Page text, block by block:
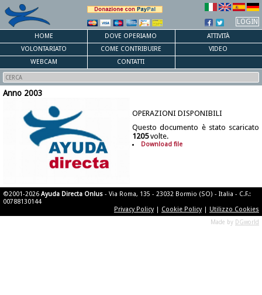
LOGIN
HOME DOVE OPERIAMO
ATTIVITÀ
VOLONTARIATO
COME CONTRIBUIRE
VIDEO
WEBCAM
CONTATTI
Anno 2003
OPERAZIONI DISPONIBILI
Questo documento è stato scaricato
1205volte.
Download file
©2001-2026 Ayuda Directa Onlus - Via Roma, 135 - 23032 Bormio (SO) - Italia - C.F.:
00788130144
Privacy Policy| Cookie Policy| Utilizzo Cookies
Made by DGworld